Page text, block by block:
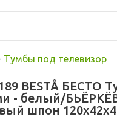
Тумбы под телевизор
BESTÅ БЕСТО
- белый/
шпон